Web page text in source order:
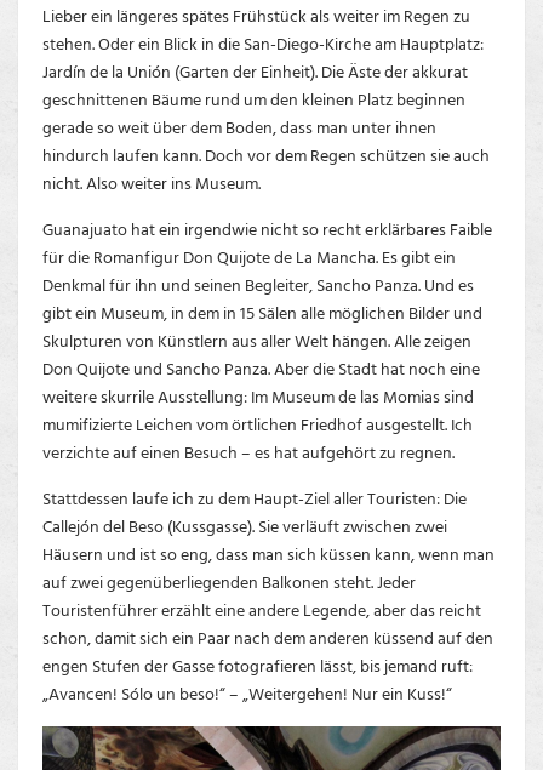
Lieber ein längeres spätes Frühstück als weiter im Regen zu
stehen. Oder ein Blick in die San-Diego-Kirche am Hauptplatz:
Jardín de la Unión (Garten der Einheit). Die Äste der akkurat
geschnittenen Bäume rund um den kleinen Platz beginnen
gerade so weit über dem Boden, dass man unter ihnen
hindurch laufen kann. Doch vor dem Regen schützen sie auch
nicht. Also weiter ins Museum.
Guanajuato hat ein irgendwie nicht so recht erklärbares Faible
für die Romanfigur Don Quijote de La Mancha. Es gibt ein
Denkmal für ihn und seinen Begleiter, Sancho Panza. Und es
gibt ein Museum, in dem in 15 Sälen alle möglichen Bilder und
Skulpturen von Künstlern aus aller Welt hängen. Alle zeigen
Don Quijote und Sancho Panza. Aber die Stadt hat noch eine
weitere skurrile Ausstellung: Im Museum de las Momias sind
mumifizierte Leichen vom örtlichen Friedhof ausgestellt. Ich
verzichte auf einen Besuch – es hat aufgehört zu regnen.
Stattdessen laufe ich zu dem Haupt-Ziel aller Touristen: Die
Callejón del Beso (Kussgasse). Sie verläuft zwischen zwei
Häusern und ist so eng, dass man sich küssen kann, wenn man
auf zwei gegenüberliegenden Balkonen steht. Jeder
Touristenführer erzählt eine andere Legende, aber das reicht
schon, damit sich ein Paar nach dem anderen küssend auf den
engen Stufen der Gasse fotografieren lässt, bis jemand ruft:
„Avancen! Sólo un beso!“ – „Weitergehen! Nur ein Kuss!“